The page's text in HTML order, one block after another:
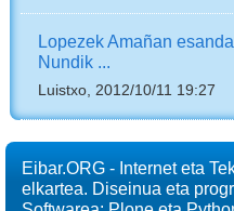
Lopezek Amañan
Nundik ...
Luistxo, 2012/10/11 19:27
Eibar.ORG - Internet eta
elkartea. Diseinua eta